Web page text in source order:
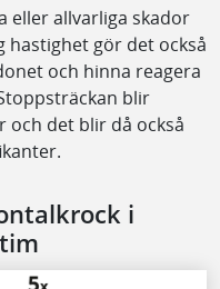
eller allvarliga skador
hastighet gör det också
och hinna reagera
blir
och det blir då också
i